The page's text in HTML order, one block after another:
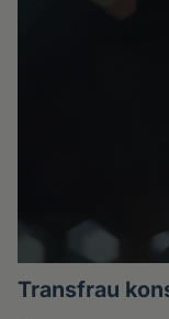
Transfrau